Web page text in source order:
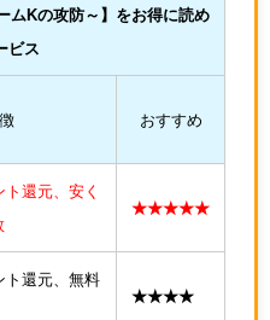
ムKの攻防～ 】をお得に読め
ビス
おすすめ
還元、安く
★★★★★
ト還元、無料
★★★★